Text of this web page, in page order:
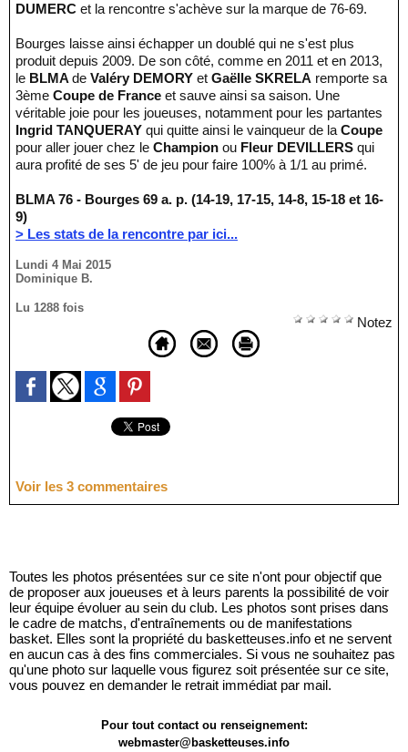
DUMERC et la rencontre s'achève sur la marque de 76-69.
Bourges laisse ainsi échapper un doublé qui ne s'est plus
produit depuis 2009. De son côté, comme en 2011 et en 2013,
le BLMA de Valéry DEMORY et Gaëlle SKRELA remporte sa
3ème Coupe de France et sauve ainsi sa saison. Une
véritable joie pour les joueuses, notamment pour les partantes
Ingrid TANQUERAY qui quitte ainsi le vainqueur de la Coupe
pour aller jouer chez le Champion ou Fleur DEVILLERS qui
aura profité de ses 5' de jeu pour faire 100% à 1/1 au primé.
BLMA 76 - Bourges 69 a. p. (14-19, 17-15, 14-8, 15-18 et 16-
9)
> Les stats de la rencontre par ici...
Lundi 4 Mai 2015
Dominique B.
Lu 1288 fois
Notez
Voir les 3 commentaires
Toutes les photos présentées sur ce site n'ont pour objectif que
de proposer aux joueuses et à leurs parents la possibilité de voir
leur équipe évoluer au sein du club. Les photos sont prises dans
le cadre de matchs, d'entraînements ou de manifestations
basket. Elles sont la propriété du basketteuses.info et ne servent
en aucun cas à des fins commerciales. Si vous ne souhaitez pas
qu'une photo sur laquelle vous figurez soit présentée sur ce site,
vous pouvez en demander le retrait immédiat par mail.
Pour tout contact ou renseignement:
webmaster@basketteuses.info